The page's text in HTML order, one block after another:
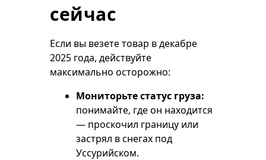
сейчас
Если вы везете товар в декабре
2025 года, действуйте
максимально осторожно:
Мониторьте статус груза:
понимайте, где он находится
— проскочил границу или
застрял в снегах под
Уссурийском.